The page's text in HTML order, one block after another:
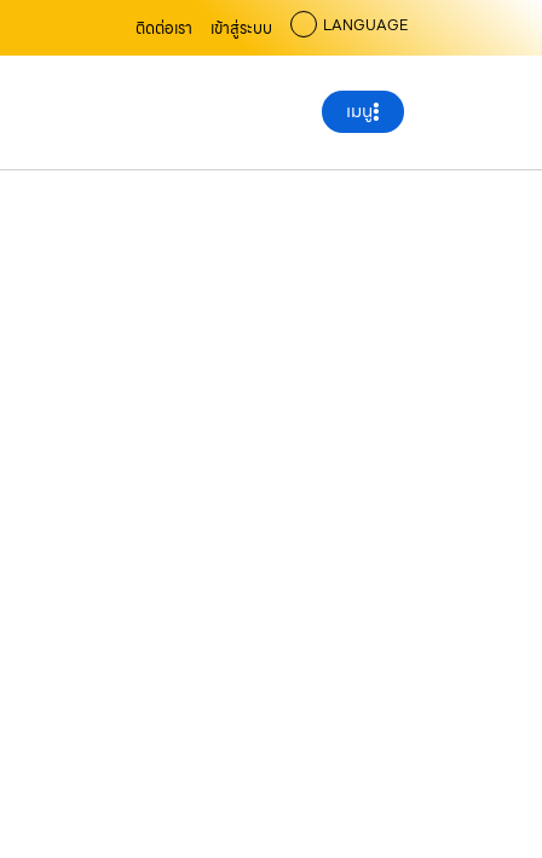
ติดต่อเรา เข้าสู่ระบบ LANGUAGE
เมนู